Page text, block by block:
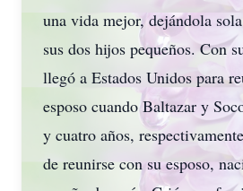
una vida mejor, dejándola
sus dos hijos pequeños. Con
llegó a Estados Unidos para
esposo cuando Baltazar y
y cuatro años,
de reunirse con su esposo,